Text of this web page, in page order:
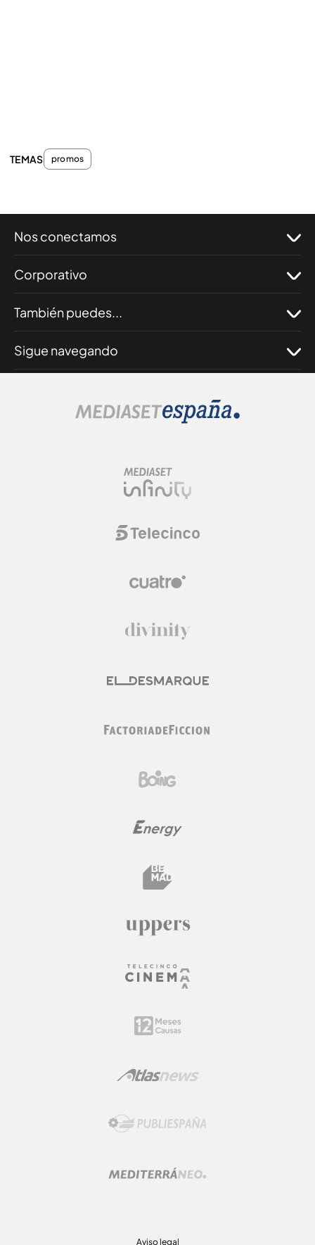
TEMAS promos
Nos conectamos
Corporativo
También puedes...
Sigue navegando
Aviso legal